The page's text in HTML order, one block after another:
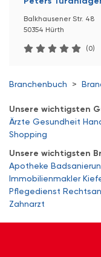
Balkhausener Str. 48
50354 Hürth
(0)
Branchenbuch >
Unsere wichtigsten
Ärzte Gesundheit
Shopping
Unsere wichtigsten
Apotheke
Immobilienmakler
Pflegedienst
Zahnarzt